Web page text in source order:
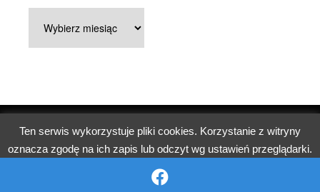
Copyright © 2026 Parafia pw. św. Jerzego w Poznaniu.
ChurchWordPress Theme by themehall.com
Ten serwis wykorzystuje pliki cookies. Korzystanie z witryny
oznacza zgodę na ich zapis lub odczyt wg ustawień przeglądarki.